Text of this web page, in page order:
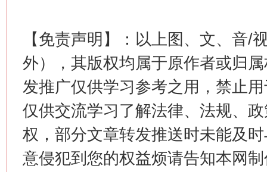
【免责声明】：以上图、文、音/
外），其版权均属于原作者或归
发推广仅供学习参考之用，禁止
仅供交流学习了解法律、法规、
权，部分文章转发推送时未能及
意侵犯到您的权益烦请告知本网
这是一记警钟！ 谢